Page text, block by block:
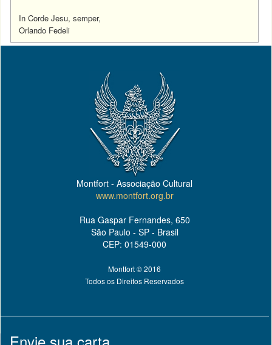
In Corde Jesu, semper,
Orlando Fedeli
Montfort - Associação Cultural
www.montfort.org.br
Rua Gaspar Fernandes, 650
São Paulo - SP - Brasil
CEP: 01549-000
Montfort © 2016
Todos os Direitos Reservados